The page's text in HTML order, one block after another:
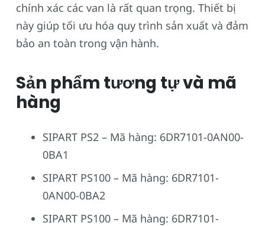
chính xác các van là rất quan trọng. Thiết bị
này giúp tối ưu hóa quy trình sản xuất và đảm
bảo an toàn trong vận hành.
Sản phẩm tương tự và mã
hàng
SIPART PS2 – Mã hàng: 6DR7101-0AN00-
0BA1
SIPART PS100 – Mã hàng: 6DR7101-
0AN00-0BA2
SIPART PS100 – Mã hàng: 6DR7101-